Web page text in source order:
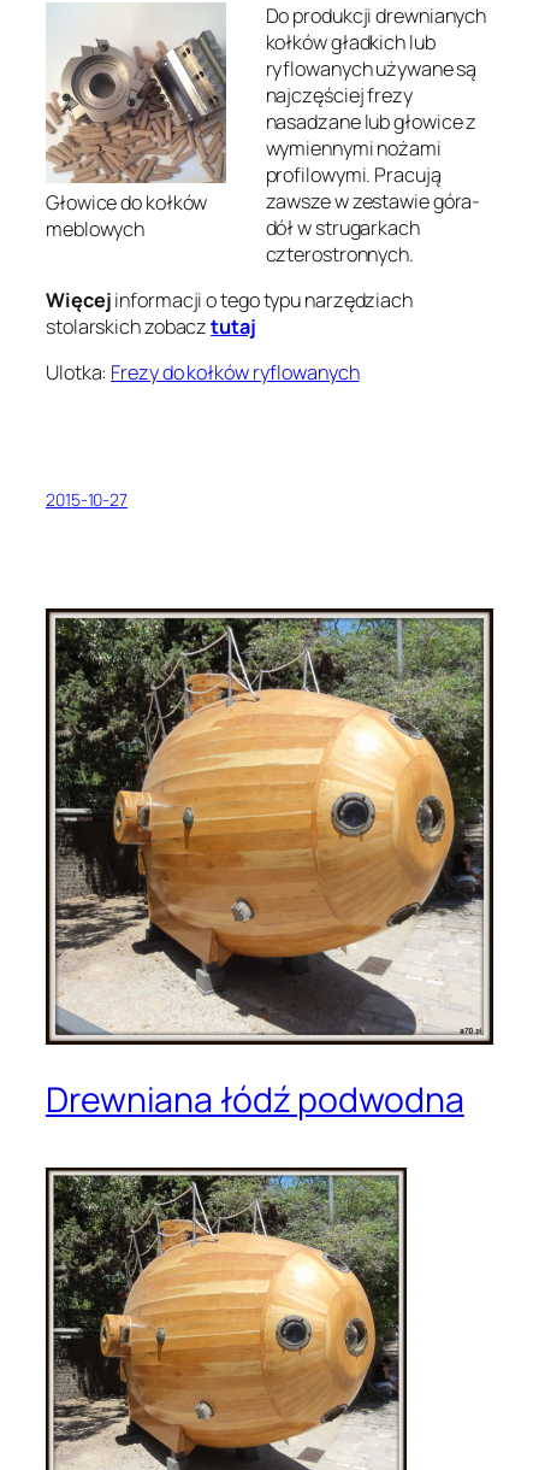
Głowice do kołków
meblowych
Do produkcji drewnianych
kołków gładkich lub
ryflowanych używane są
najczęściej frezy
nasadzane lub głowice z
wymiennymi nożami
profilowymi. Pracują
zawsze w zestawie góra-
dół w strugarkach
czterostronnych.
Więcejinformacji o tego typu narzędziach
stolarskich zobacztutaj
Ulotka: Frezy do kołków ryflowanych
2015-10-27
Drewniana łódź podwodna